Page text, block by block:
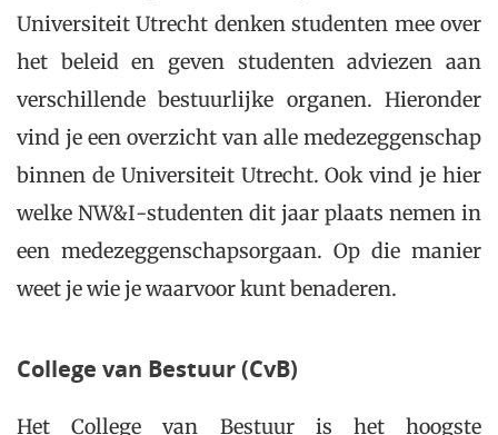
Universiteit Utrecht denken studenten mee over
het beleid en geven studenten adviezen aan
verschillende bestuurlijke organen. Hieronder
vind je een overzicht van alle medezeggenschap
binnen de Universiteit Utrecht. Ook vind je hier
welke NW&I-studenten dit jaar plaats nemen in
een medezeggenschapsorgaan. Op die manier
weet je wie je waarvoor kunt benaderen.
College van Bestuur (CvB)
Het College van Bestuur is het hoogste